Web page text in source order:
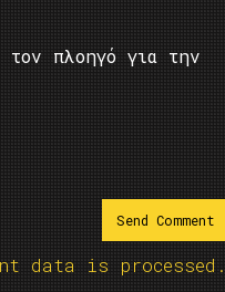
πλοηγό για την
data is processed.